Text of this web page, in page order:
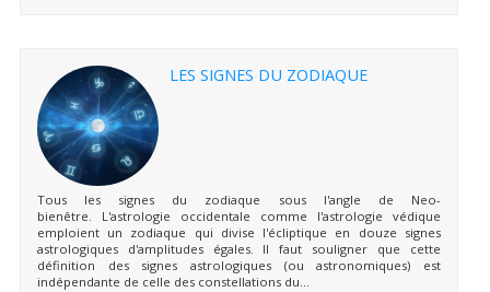
LES SIGNES DU ZODIAQUE
Tous les signes du zodiaque sous l'angle de Neo-
bienêtre. L'astrologie occidentale comme l'astrologie védique
emploient un zodiaque qui divise l'écliptique en douze signes
astrologiques d'amplitudes égales. Il faut souligner que cette
définition des signes astrologiques (ou astronomiques) est
indépendante de celle des constellations du...